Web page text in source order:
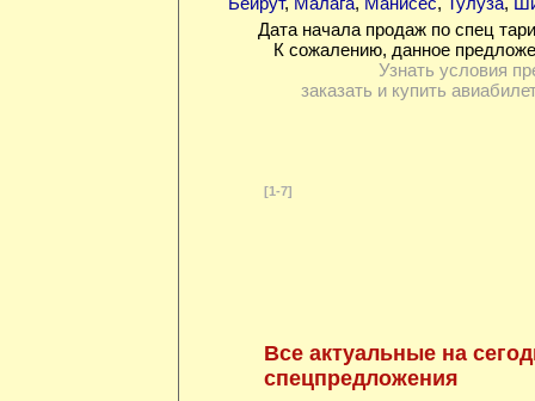
Дата начала продаж по спец
К сожалению, данное
Узнать условия
заказать и купить
[1-7]
Все актуальные на
спецпредложения